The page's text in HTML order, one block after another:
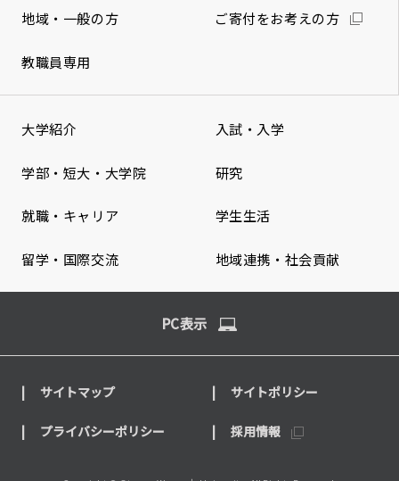
地域・一般の方 ご寄付をお考えの方
教職員専用
大学紹介 入試・入学
学部・短大・大学院 研究
就職・キャリア 学生生活
留学・国際交流 地域連携・社会貢献
PC表示
サイトマップ サイトポリシー
プライバシーポリシー 採用情報